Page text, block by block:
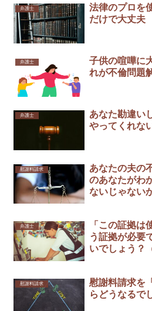
弁護士
法律のプロを
だけで大丈夫
弁護士
子供の喧嘩に
れが不倫問題
弁護士
あなた勘違い
やってくれな
慰謝料請求
あなたの夫の
のあなたがわ
ないじゃない
弁護士
「この証拠は
う証拠が必要
いでしょう？
慰謝料請求
慰謝料請求を
らどうなるで